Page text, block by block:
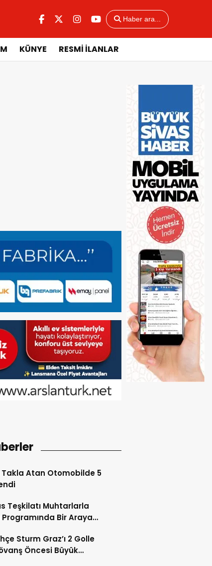
Haber ara...
KÜNYE RESMİ İLANLAR
Takla Atan Otomobilde 5
Teşkilatı Muhtarlarla
Programında Bir Araya
Sturm Graz’ı 2 Golle
Öncesi Büyük